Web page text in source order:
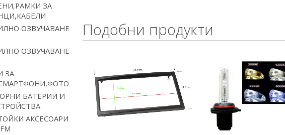
ЗА
ОЗВУЧАВАНЕ
ОЗВУЧАВАНЕ
ЗА
БАТЕРИИ И
АКСЕСОАРИ
Подобни продукти